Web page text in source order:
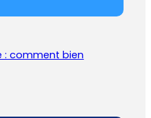
: comment bien